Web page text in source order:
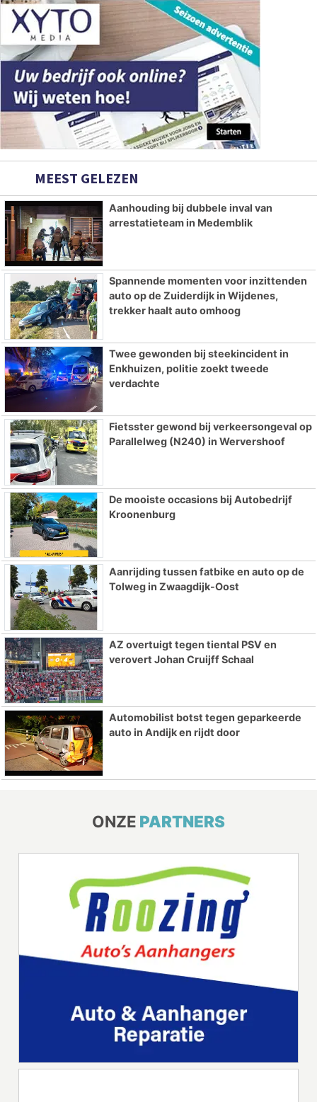
MEEST GELEZEN
Aanhouding bij dubbele inval van
arrestatieteam in Medemblik
Spannende momenten voor inzittenden
auto op de Zuiderdijk in Wijdenes,
trekker haalt auto omhoog
Twee gewonden bij steekincident in
Enkhuizen, politie zoekt tweede
verdachte
Fietsster gewond bij verkeersongeval op
Parallelweg (N240) in Wervershoof
De mooiste occasions bij Autobedrijf
Kroonenburg
Aanrijding tussen fatbike en auto op de
Tolweg in Zwaagdijk-Oost
AZ overtuigt tegen tiental PSV en
verovert Johan Cruijff Schaal
Automobilist botst tegen geparkeerde
auto in Andijk en rijdt door
ONZE PARTNERS